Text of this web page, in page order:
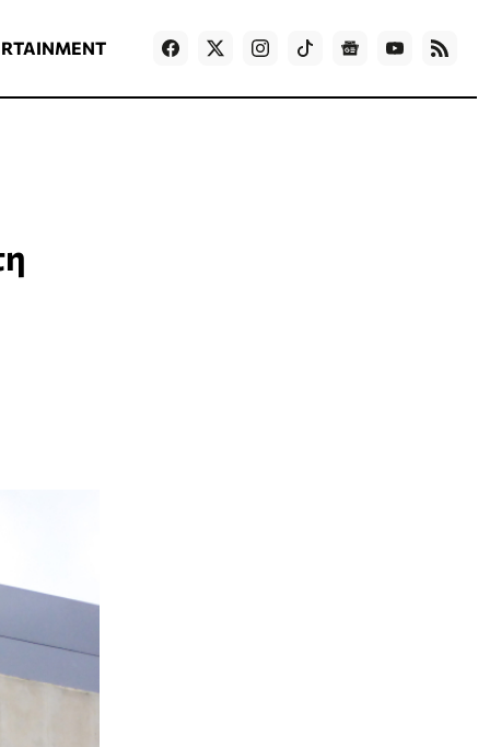
Games